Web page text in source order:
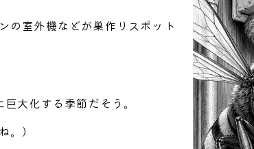
の室外機などが巣作りスポット
大化する季節だそう。
。）